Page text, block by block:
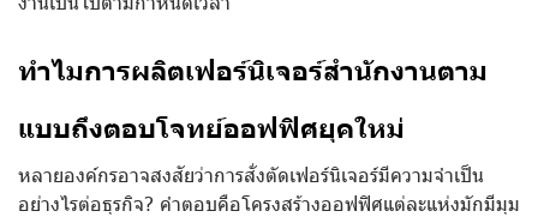
ทำไมการผลิตเฟอร์นิเจอร์สำนักงานตาม
แบบถึงตอบโจทย์ออฟฟิศยุคใหม่
หลายองค์กรอาจสงสัยว่าการสั่งตัดเฟอร์นิเจอร์มีความจำเป็น
อย่างไรต่อธุรกิจ? คำตอบคือโครงสร้างออฟฟิศแต่ละแห่งมักมีมุม